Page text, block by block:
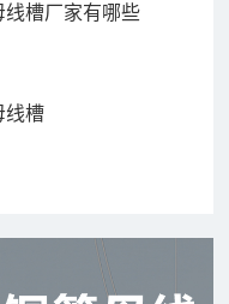
线槽厂家有哪些
线槽